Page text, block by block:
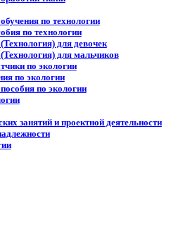
по технологии
по технологии
для девочек
для мальчиков
по экологии
по экологии
по экологии
занятий и проектной деятельности